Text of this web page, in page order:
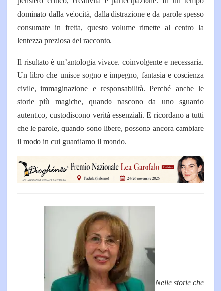
dominato dalla velocità, dalla distrazione e da parole spesso
consumate in fretta, questo volume rimette al centro la
lentezza preziosa del racconto.
Il risultato è un’antologia vivace, coinvolgente e necessaria.
Un libro che unisce sogno e impegno, fantasia e coscienza
civile, immaginazione e responsabilità. Perché anche le
storie più magiche, quando nascono da uno sguardo
autentico, custodiscono verità essenziali. E ricordano a tutti
che le parole, quando sono libere, possono ancora cambiare
il modo in cui guardiamo il mondo.
Nelle storie che